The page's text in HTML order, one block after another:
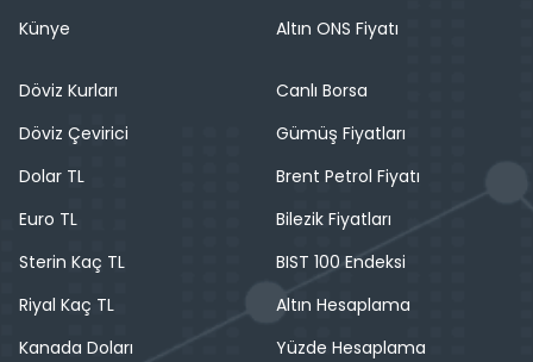
Künye
Altın ONS Fiyatı
Döviz Kurları
Döviz Çevirici
Dolar TL
Euro TL
Sterin Kaç TL
Riyal Kaç TL
Kanada Doları
Canlı Borsa
Gümüş Fiyatları
Brent Petrol Fiyatı
Bilezik Fiyatları
BIST 100 Endeksi
Altın Hesaplama
Yüzde Hesaplama